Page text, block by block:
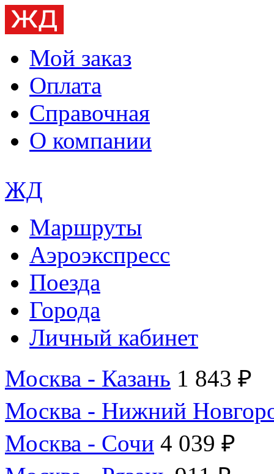
Мой заказ
Оплата
Справочная
О компании
ЖД
Маршруты
Аэроэкспресс
Поезда
Города
Личный кабинет
Москва - Казань 1 843 ₽
Москва - Нижний
Москва - Сочи 4 039 ₽